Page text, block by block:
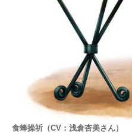
食蜂操祈（CV：浅倉杏美さん）